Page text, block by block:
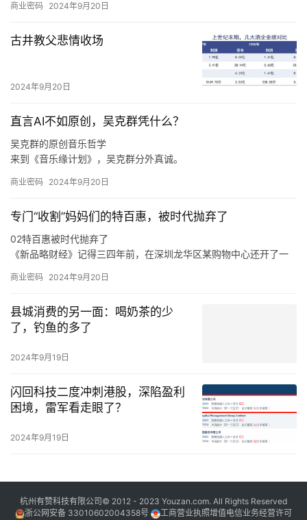
至于上海，王云安认为该市场毗邻浙江，因此会有一定的消费者基
收益更难做好，“我们在进省会城市，以及大的一线城市的时候，我
们一定是做好准备了再去的，比如上海的消费者到底要什么，我们
进去应该怎么做才可以让更多的店做得更好，古茗能够给上海的消
费者带来什么样的不同呢，这些是我们要去思考的。
商业密码 2024年9月20日
古井教父悲情收场
2024年9月20日
直言AI不如原创，吴克群凭什么？
吴克群的原创音乐哲学
来到《音乐缘计划》，吴克群分外真诚。
是源自于他与原创音乐人之间的惺惺相惜。
目的嘉宾，他也是作为一名原创音乐人出现在舞台上，让一切热爱
与纯粹都具象化。
于是，面对当下音乐生态的顽疾，新生代音乐人的困境，吴克群会
商业密码 2024年9月20日
专门“收割”妈妈们的特百惠，被时代抛弃了
02特百惠被时代抛弃了
《新品略财经》记得三四年前，在深圳龙华区某购物中心还开了一
卖得还不错。
的产物，这与消费环境、消费需求、市场竞争，乃至是与特百惠的
传统商业模式等各方面密切相关。
在特百惠诞生的年代，家庭有着食物保鲜难的痛点，特别是在冰箱
商业密码 2024年9月20日
县城消费的另一面：喝奶茶的少
了，钓鱼的多了
2024年9月19日
闪回科技二度冲刺港股，深陷盈利
困境，雷军看走眼了？
2024年9月19日
杭州有赞科技有限公司© 2012 - 2023 Youzan.com. All Rights Reserved
浙公网安备 33010602004358号
工商营业执照增值电信业务经营许可